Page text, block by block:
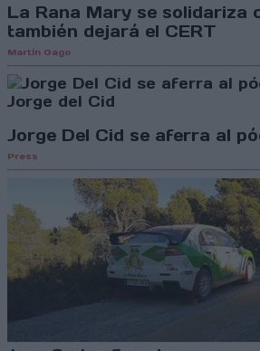
La Rana Mary se solidariza
también dejará el CERT
Martín Gago
Jorge del Cid
Jorge Del Cid se aferra al
Press